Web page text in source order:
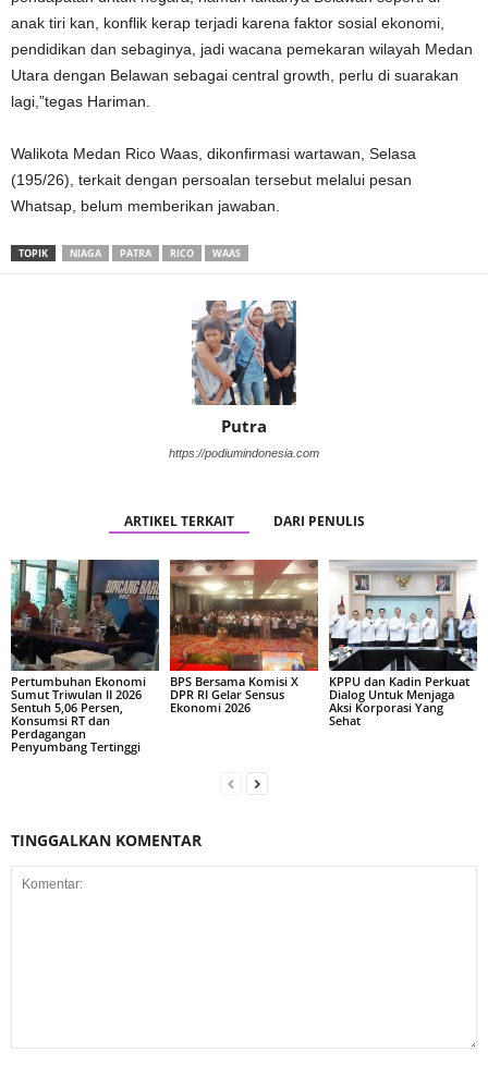
anak tiri kan, konflik kerap terjadi karena faktor sosial ekonomi,
pendidikan dan sebaginya, jadi wacana pemekaran wilayah Medan
Utara dengan Belawan sebagai central growth, perlu di suarakan
lagi,”tegas Hariman.
Walikota Medan Rico Waas, dikonfirmasi wartawan, Selasa
(195/26), terkait dengan persoalan tersebut melalui pesan
Whatsap, belum memberikan jawaban.
TOPIK NIAGA PATRA RICO WAAS
Putra
https://podiumindonesia.com
ARTIKEL TERKAIT DARI PENULIS
Pertumbuhan Ekonomi
Sumut Triwulan II 2026
Sentuh 5,06 Persen,
Konsumsi RT dan
Perdagangan
Penyumbang Tertinggi
BPS Bersama Komisi X
DPR RI Gelar Sensus
Ekonomi 2026
KPPU dan Kadin Perkuat
Dialog Untuk Menjaga
Aksi Korporasi Yang
Sehat
TINGGALKAN KOMENTAR